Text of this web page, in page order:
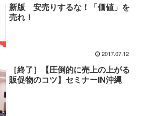
新版 安売りするな！「価値」を
売れ！
2017.07.12
［終了］【圧倒的に売上の上がる
販促物のコツ】セミナーIN沖縄